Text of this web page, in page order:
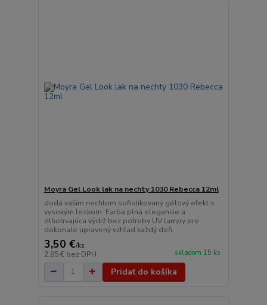
Moyra Gel Look lak na nechty 1030 Rebecca 12ml
dodá vašim nechtom sofistikovaný gélový efekt s
vysokým leskom. Farba plná elegancie a
dlhotrvajúca výdrž bez potreby UV lampy pre
dokonale upravený vzhľad každý deň.
3,50 €/ks
2,85 € bez DPH skladom 15 ks
Pridať do košíka